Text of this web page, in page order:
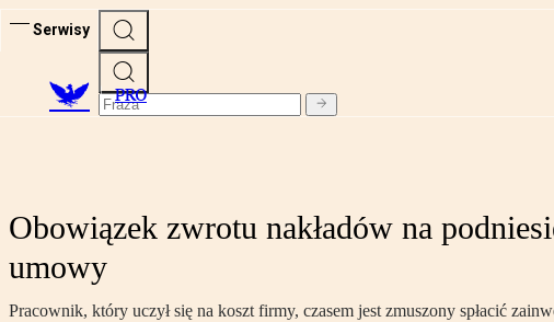
Serwisy
PRO
Obowiązek zwrotu nakładów na
umowy
Pracownik, który uczył się na koszt firmy, czasem jest zmuszony spłacić